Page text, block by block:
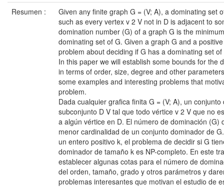
Resumen :
Given any finite graph G = (V; A), a dominating set
such as every vertex v 2 V not in D is adjacent to
domination number (G) of a graph G is the
dominating set of G. Given a graph G and a
problem about deciding if G has a dominating set
In this paper we will establish some bounds for the
in terms of order, size, degree and other
some examples and interesting problems that
problem.
Dada cualquier grafica finita G = (V; A), un
subconjunto D V tal que todo vértice v 2 V que no
a algún vértice en D. El número de dominación (G)
menor cardinalidad de un conjunto dominador de
un entero positivo k, el problema de decidir si G
dominador de tamaño k es NP-completo. En este
establecer algunas cotas para el número de
del orden, tamaño, grado y otros parámetros y
problemas interesantes que motivan el estudio de